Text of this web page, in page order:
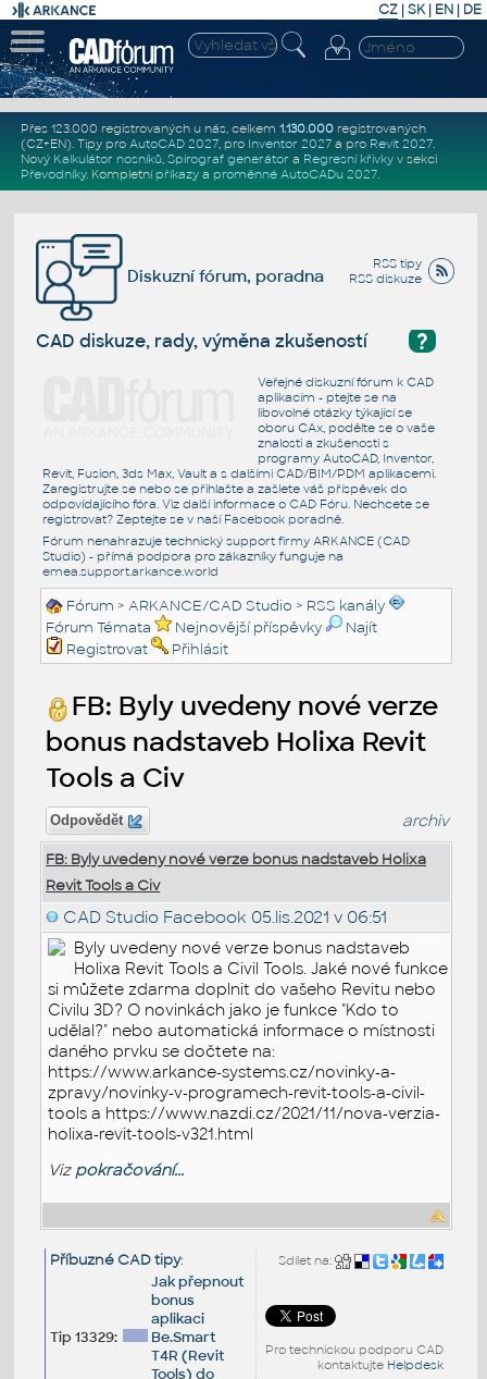
CZ | SK| EN | DE
Přes 123.000 registrovaných u nás, celkem 1.130.000registrovaných
(CZ+EN). Tipy pro AutoCAD 2027, pro Inventor 2027a pro Revit 2027.
Nový Kalkulátor nosníků, Spirograf generátor a Regresní křivkyv sekci
Převodníky. Kompletní příkazya proměnné AutoCADu 2027.
RSS tipy
RSS diskuze
Diskuzní fórum, poradna
?
CAD diskuze, rady, výměna zkušeností
Veřejné diskuzní fórum k CAD
aplikacím - ptejte se na
libovolné otázky týkající se
oboru CAx, podělte se o vaše
znalosti a zkušenosti s
programy AutoCAD, Inventor,
Revit, Fusion, 3ds Max, Vault a s dalšími CAD/BIM/PDM aplikacemi.
Zaregistrujte se nebo se přihlašte a zašlete váš příspěvek do
odpovídajícího fóra. Viz další informace o CAD Fóru. Nechcete se
registrovat? Zeptejte se v naší Facebook poradně.
Fórum nenahrazuje technický support firmy ARKANCE (CAD
Studio) - přímá podpora pro zákazníky funguje na
emea.support.arkance.world
Fórum >ARKANCE/CAD Studio > RSS kanály
Fórum Témata
Nejnovější příspěvky
Najít
Registrovat
Přihlásit
FB: Byly uvedeny nové verze
bonus nadstaveb Holixa Revit
Tools a Civ
Odpovědět archiv
FB: Byly uvedeny nové verze bonus nadstaveb Holixa
Revit Tools a Civ
CAD Studio Facebook 05.lis.2021 v 06:51
Byly uvedeny nové verze bonus nadstaveb
Holixa Revit Tools a Civil Tools. Jaké nové funkce
si můžete zdarma doplnit do vašeho Revitu nebo
Civilu 3D? O novinkách jako je funkce "Kdo to
udělal?" nebo automatická informace o místnosti
daného prvku se dočtete na:
https://www.arkance-systems.cz/novinky-a-
zpravy/novinky-v-programech-revit-tools-a-civil-
tools a https://www.nazdi.cz/2021/11/nova-verzia-
holixa-revit-tools-v321.html
Viz pokračování...
Sdílet na:
Pro technickou podporu CAD
kontaktujte Helpdesk
Příbuzné CAD tipy:
Tip 13329:
Jak přepnout
bonus
aplikaci
Be.Smart
T4R (Revit
Tools) do